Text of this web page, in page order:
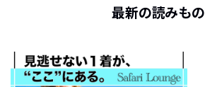
最新の読みもの